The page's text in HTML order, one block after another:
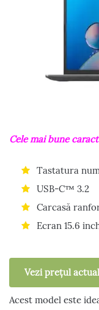
Cele mai bune
Tastatura
USB-C™ 3.2
Carcasă
Ecran 15.6
Vezi prețul actual
Acest model este